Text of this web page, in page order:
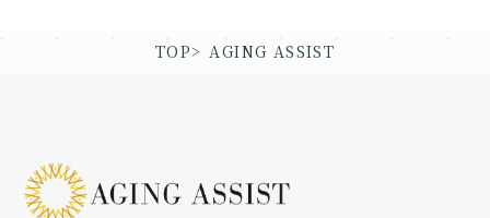
TOP AGING ASSIST